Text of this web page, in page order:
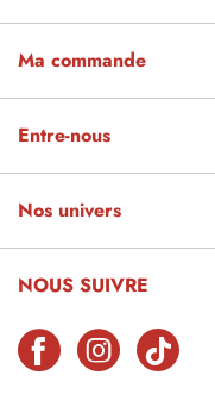
Ma commande
Entre-nous
Nos univers
NOUS SUIVRE